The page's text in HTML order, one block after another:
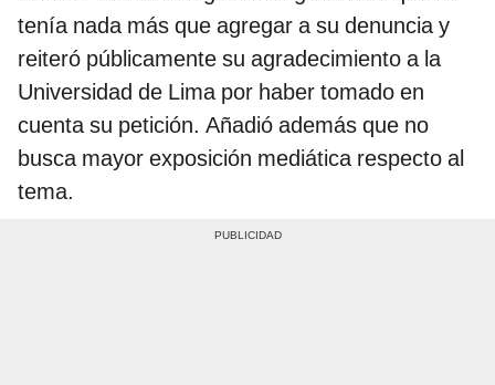
tenía nada más que agregar a su denuncia y
reiteró públicamente su agradecimiento a la
Universidad de Lima por haber tomado en
cuenta su petición. Añadió además que no
busca mayor exposición mediática respecto al
tema.